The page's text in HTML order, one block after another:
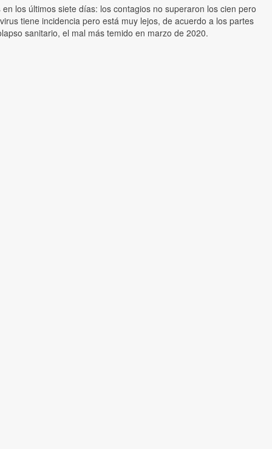
los últimos siete días: los contagios no superaron los cien pero
tiene incidencia pero está muy lejos, de acuerdo a los partes
sanitario, el mal más temido en marzo de 2020.